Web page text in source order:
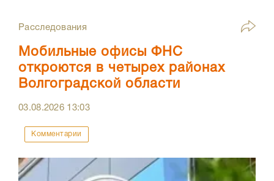
Расследования
Мобильные офисы ФНС
откроются в четырех районах
Волгоградской области
03.08.2026 13:03
Комментарии